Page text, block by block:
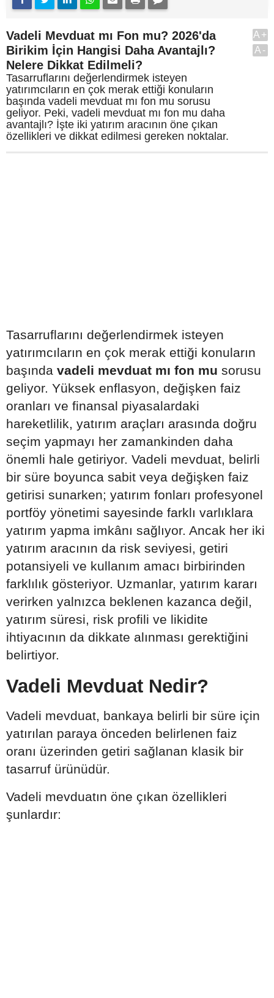
Vadeli Mevduat mı Fon mu? 2026'da
Birikim İçin Hangisi Daha Avantajlı?
Nelere Dikkat Edilmeli?
Tasarruflarını değerlendirmek isteyen
yatırımcıların en çok merak ettiği konuların
başında vadeli mevduat mı fon mu sorusu
geliyor. Peki, vadeli mevduat mı fon mu daha
avantajlı? İşte iki yatırım aracının öne çıkan
özellikleri ve dikkat edilmesi gereken noktalar.
A+
A-
Tasarruflarını değerlendirmek isteyen
yatırımcıların en çok merak ettiği konuların
başında vadeli mevduat mı fon mu sorusu
geliyor. Yüksek enflasyon, değişken faiz
oranları ve finansal piyasalardaki
hareketlilik, yatırım araçları arasında doğru
seçim yapmayı her zamankinden daha
önemli hale getiriyor. Vadeli mevduat, belirli
bir süre boyunca sabit veya değişken faiz
getirisi sunarken; yatırım fonları profesyonel
portföy yönetimi sayesinde farklı varlıklara
yatırım yapma imkânı sağlıyor. Ancak her iki
yatırım aracının da risk seviyesi, getiri
potansiyeli ve kullanım amacı birbirinden
farklılık gösteriyor. Uzmanlar, yatırım kararı
verirken yalnızca beklenen kazanca değil,
yatırım süresi, risk profili ve likidite
ihtiyacının da dikkate alınması gerektiğini
belirtiyor.
Vadeli Mevduat Nedir?
Vadeli mevduat, bankaya belirli bir süre için
yatırılan paraya önceden belirlenen faiz
oranı üzerinden getiri sağlanan klasik bir
tasarruf ürünüdür.
Vadeli mevduatın öne çıkan özellikleri
şunlardır: